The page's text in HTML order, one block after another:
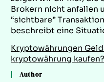
Brokern nicht anfallen
“sichtbare”
beschreibt eine
Kryptowährungen
kryptowährung kaufen?
Author